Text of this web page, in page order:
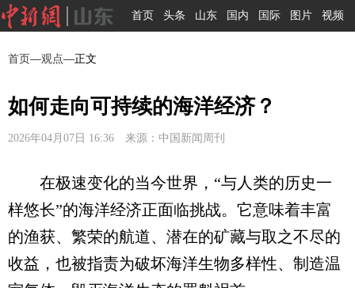
首页 头条 山东 国内 国际 图片 视频
首页—观点—正文
如何走向可持续的海洋经济？
2026年04月07日 16:36 来源：中国新闻周刊
在极速变化的当今世界，“与人类的历史一
样悠长”的海洋经济正面临挑战。它意味着丰富
的渔获、繁荣的航道、潜在的矿藏与取之不尽的
收益，也被指责为破坏海洋生物多样性、制造温